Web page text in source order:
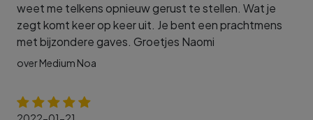
weet me telkens opnieuw gerust te stellen. Wat je
zegt komt keer op keer uit. Je bent een prachtmens
met bijzondere gaves. Groetjes Naomi
over Medium Noa